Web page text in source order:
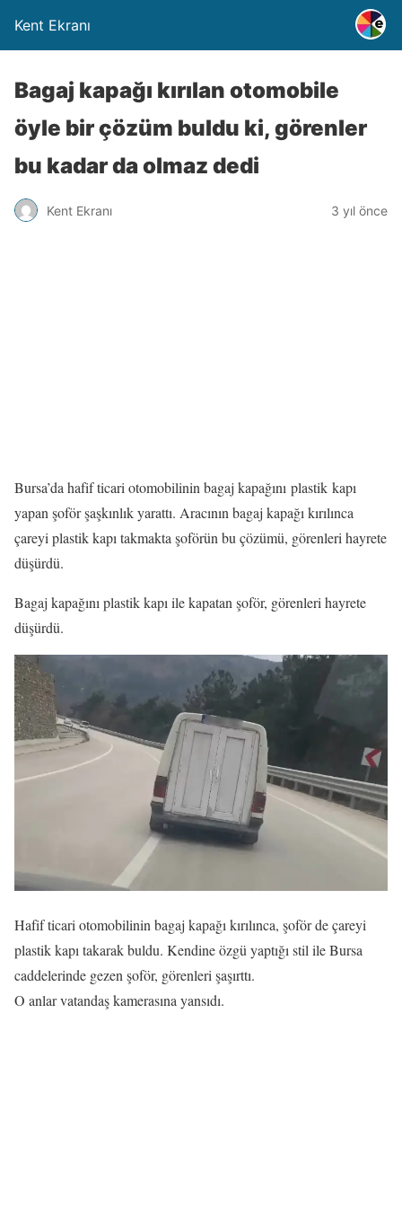
Kent Ekranı
Bagaj kapağı kırılan otomobile
öyle bir çözüm buldu ki, görenler
bu kadar da olmaz dedi
Kent Ekranı 3 yıl önce
Bursa’da hafif ticari otomobilinin bagaj kapağını plastik kapı
yapan şoför şaşkınlık yarattı. Aracının bagaj kapağı kırılınca
çareyi plastik kapı takmakta şoförün bu çözümü, görenleri hayrete
düşürdü.
Bagaj kapağını plastik kapı ile kapatan şoför, görenleri hayrete
düşürdü.
Hafif ticari otomobilinin bagaj kapağı kırılınca, şoför de çareyi
plastik kapı takarak buldu. Kendine özgü yaptığı stil ile Bursa
caddelerinde gezen şoför, görenleri şaşırttı.
O anlar vatandaş kamerasına yansıdı.